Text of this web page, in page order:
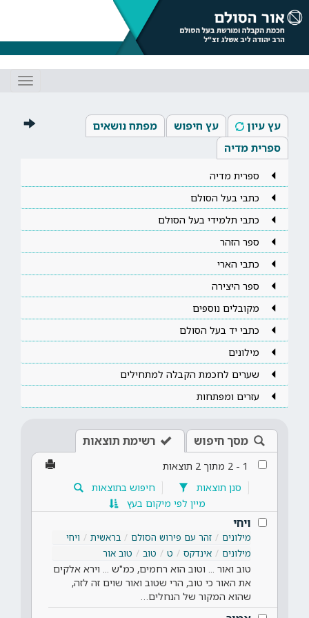
עץ עיון עץ חיפוש
מפתח נושאים
ספרית מדיה
ספרית מדיה
כתבי בעל הסולם
כתבי תלמידי בעל הסולם
ספר הזהר
כתבי הארי
ספר היצירה
מקובלים נוספים
כתבי יד בעל הסולם
מילונים
שערים לחכמת הקבלה למתחילים
עזרים ומפתחות
מסך חיפוש רשימת תוצאות
1
-
2 מתוך 2 תוצאות
סנן תוצאות
חיפוש בתוצאות
מיין לפי מיקום בעץ
ויחי
מילונים זהר עם פירוש הסולם בראשית
ויחי
מילונים
אינדקס ט טוב טוב אור
טוב ואור ... וטוב הוא רחמים, כמ"ש ... וירא אלקים
את האור כי טוב, הרי שטוב ואור שוים זה לזה,
שהוא המקור של הנחלים…